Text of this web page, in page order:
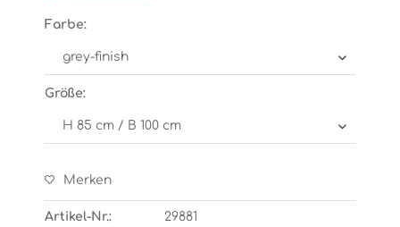
Farbe:
Größe:
Merken
Artikel-Nr.:
29881